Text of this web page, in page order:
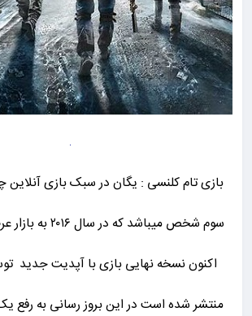
بازی تام کلنسی : یگان در سبک بازی آنلاین
سوم شخص میباشد که
اکنون نسخه نهایی بازی با آپدیت جدید
منتشر شده است در این بروز رسانی به رفع